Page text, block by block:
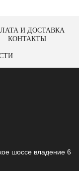
И ДОСТАВКА
КОНТАКТЫ
шоссе владение 6